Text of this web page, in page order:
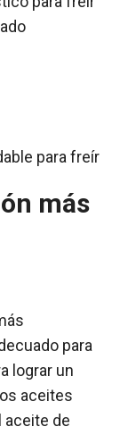
más
para
lograr un
aceites
aceite de